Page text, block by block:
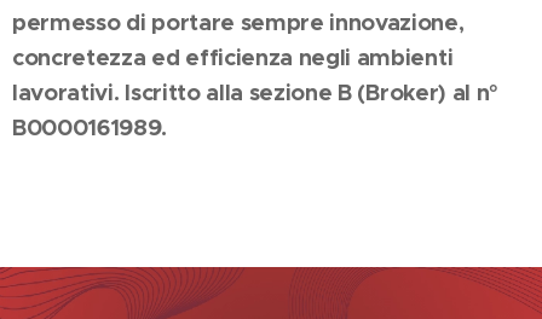
permesso di portare sempre innovazione,
concretezza ed efficienza negli ambienti
lavorativi. Iscritto alla sezione B (Broker) al n°
B0000161989.